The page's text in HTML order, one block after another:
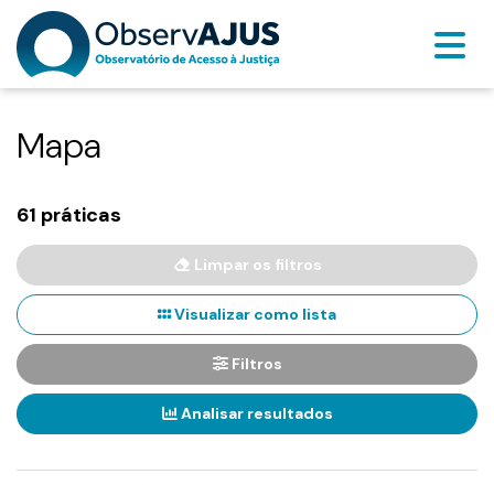
Mapa
61 práticas
Limpar os filtros
Visualizar como lista
Filtros
Analisar resultados